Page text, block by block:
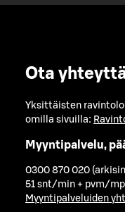
Ota
Yksittäisten
omilla sivuilla:
Myyntipalvelu,
0300 870 020
51 snt/min + pvm/
Myyntipalveluiden